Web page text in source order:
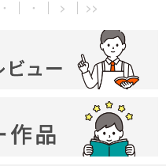
・ ・ > >>